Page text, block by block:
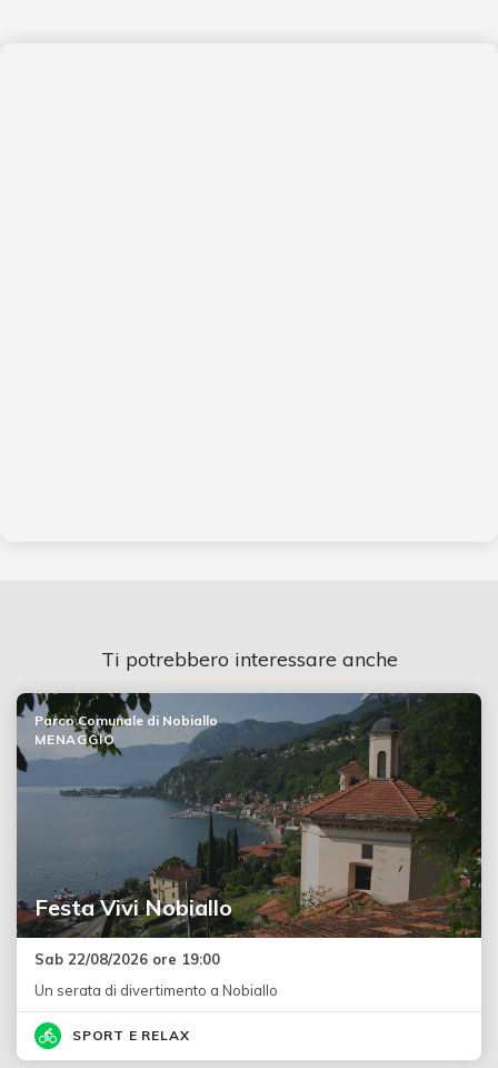
Ti potrebbero interessare anche
Festa Vivi Nobiallo
Parco Comunale di Nobiallo
MENAGGIO
Sab 22/08/2026 ore 19:00
Un serata di divertimento a Nobiallo
SPORT E RELAX